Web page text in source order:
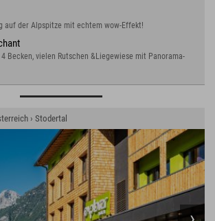
auf der Alpspitze mit echtem wow-Effekt!
Becken, vielen Rutschen &Liegewiese mit Panorama-
› Stodertal